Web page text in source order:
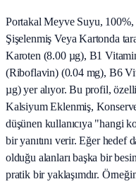
Portakal Meyve Suyu,
Şişelenmiş Veya Kartonda
Karoten (8.00 µg), B1
(Riboflavin) (0.04 mg), B6
µg) yer alıyor. Bu profil,
Kalsiyum Eklenmiş,
düşünen kullanıcıya "hangi
bir yanıtını verir. Eğer hedef
olduğu alanları başka bir
pratik bir yaklaşımdır.